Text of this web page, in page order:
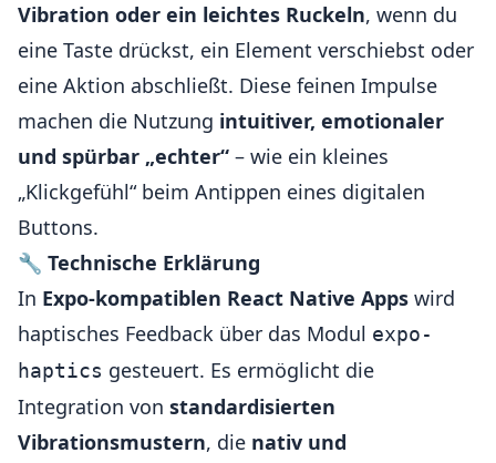
Vibration oder ein leichtes Ruckeln, wenn du
eine Taste drückst, ein Element verschiebst oder
eine Aktion abschließt. Diese feinen Impulse
machen die Nutzung intuitiver, emotionaler
und spürbar „echter“ – wie ein kleines
„Klickgefühl“ beim Antippen eines digitalen
Buttons.
🔧 Technische Erklärung
In Expo-kompatiblen React Native Apps wird
haptisches Feedback über das Modul expo-
haptics gesteuert. Es ermöglicht die
Integration von standardisierten
Vibrationsmustern, die nativ und